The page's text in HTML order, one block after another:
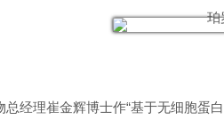
总经理崔金辉博士作“基于无细胞蛋